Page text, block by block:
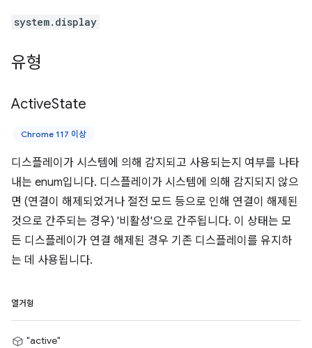
system.display
유형
ActiveState
Chrome 117 이상
디스플레이가 시스템에 의해 감지되고 사용되는지 여부를 나타
내는 enum입니다. 디스플레이가 시스템에 의해 감지되지 않으
면 (연결이 해제되었거나 절전 모드 등으로 인해 연결이 해제된
것으로 간주되는 경우) '비활성'으로 간주됩니다. 이 상태는 모
든 디스플레이가 연결 해제된 경우 기존 디스플레이를 유지하
는 데 사용됩니다.
열거형
"active"